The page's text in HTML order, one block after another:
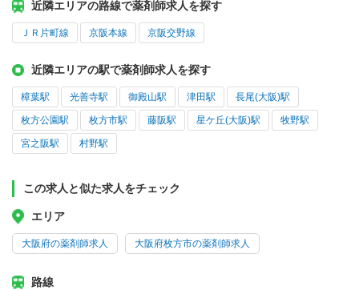
近隣エリアの路線で薬剤師求人を探す
ＪＲ片町線 京阪本線 京阪交野線
近隣エリアの駅で薬剤師求人を探す
樟葉駅 光善寺駅 御殿山駅 津田駅 長尾(大阪)駅
枚方公園駅 枚方市駅 藤阪駅 星ケ丘(大阪)駅 牧野駅
宮之阪駅 村野駅
この求人と似た求人をチェック
エリア
大阪府の薬剤師求人 大阪府枚方市の薬剤師求人
路線